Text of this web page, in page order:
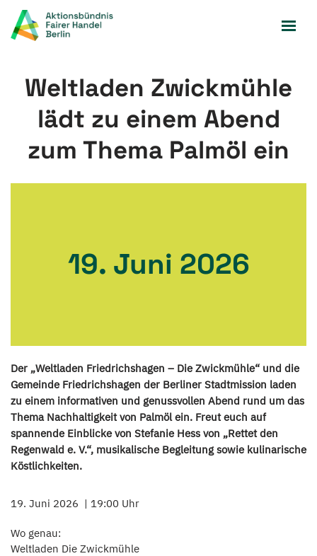
Zum
Weltladen Zwickmühle
lädt zu einem Abend
zum Thema Palmöl ein
19. Juni 2026
Der „Weltladen Friedrichshagen – Die Zwickmühle“ und die
Gemeinde Friedrichshagen der Berliner Stadtmission laden
zu einem informativen und genussvollen Abend rund um das
Thema Nachhaltigkeit von Palmöl ein. Freut euch auf
spannende Einblicke von Stefanie Hess von „Rettet den
Regenwald e. V.“, musikalische Begleitung sowie kulinarische
Köstlichkeiten.
19. Juni 2026 19:00 Uhr
Wo genau:
Weltladen Die Zwickmühle